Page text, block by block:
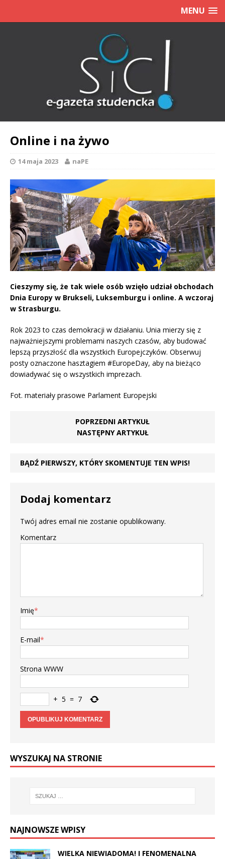
MENU
Online i na żywo
14 maja 2023 naPE
Cieszymy się, że tak wiele osób wzięło udział obchodach
Dnia Europy w Brukseli, Luksemburgu i online. A wczoraj
w Strasburgu.
Rok 2023 to czas demokracji w działaniu. Unia mierzy się z
najważniejszymi problemami naszych czasów, aby budować
lepszą przyszłość dla wszystkich Europejczyków. Obserwuj
posty oznaczone hasztagiem #EuropeDay, aby na bieżąco
dowiadywać się o wszystkich imprezach.
Fot. materiały prasowe Parlament Europejski
POPRZEDNI ARTYKUŁ
NASTĘPNY ARTYKUŁ
BĄDŹ PIERWSZY, KTÓRY SKOMENTUJE TEN WPIS!
Dodaj komentarz
Twój adres email nie zostanie opublikowany.
Komentarz
Imię*
E-mail*
Strona WWW
+ 5 = 7
WYSZUKAJ NA STRONIE
NAJNOWSZE WPISY
WIELKA NIEWIADOMA! I FENOMENALNA